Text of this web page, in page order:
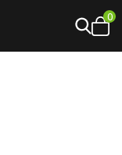
0